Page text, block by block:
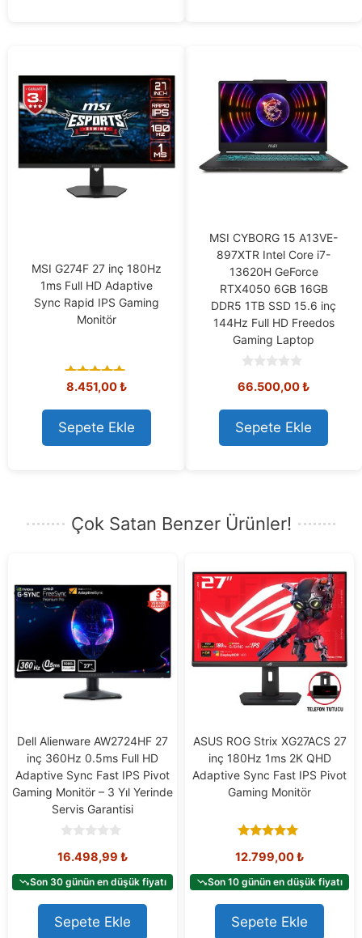
MSI G274F 27 inç 180Hz
1ms Full HD Adaptive
Sync Rapid IPS Gaming
Monitör
5.00
8.451,00₺
Sepete Ekle
MSI CYBORG 15 A13VE-
897XTR Intel Core i7-
13620H GeForce
RTX4050 6GB 16GB
DDR5 1TB SSD 15.6 inç
144Hz Full HD Freedos
Gaming Laptop
o
t
o
f
5
66.500,00₺
Sepete Ekle
Çok Satan Benzer Ürünler!
Dell Alienware AW2724HF 27
inç 360Hz 0.5ms Full HD
Adaptive Sync Fast IPS Pivot
Gaming Monitör – 3 Yıl Yerinde
Servis Garantisi
o
t
o
f
5
16.498,99 ₺
Son 30 günün en düşük fiyatı
Sepete Ekle
ASUS ROG Strix XG27ACS 27
inç 180Hz 1ms 2K QHD
Adaptive Sync Fast IPS Pivot
Gaming Monitör
out of 5
12.799,00₺
Son 10 günün en düşük fiyatı
Sepete Ekle